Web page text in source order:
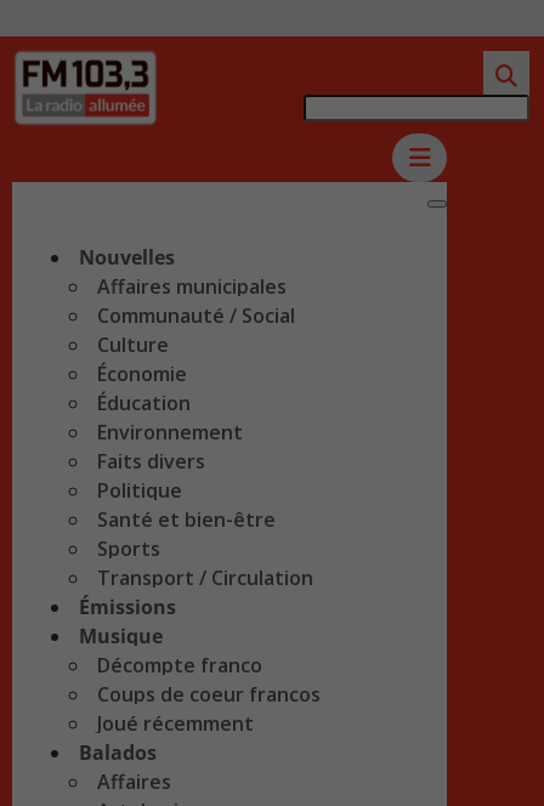
Nouvelles
Affaires municipales
Communauté / Social
Culture
Économie
Éducation
Environnement
Faits divers
Politique
Santé et bien-être
Sports
Transport / Circulation
Émissions
Musique
Décompte franco
Coups de coeur francos
Joué récemment
Balados
Affaires